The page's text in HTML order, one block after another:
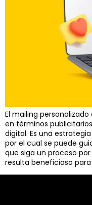
El mailing
en términos
digital. Es una
por el cual se puede
que siga un proceso
resulta beneficioso